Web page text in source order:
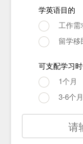
学英语目的
工作需
留学移
可支配学习
1个月
3-6个月